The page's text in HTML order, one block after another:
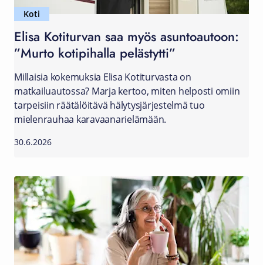
Koti
Elisa Kotiturvan saa myös asuntoautoon:
”Murto kotipihalla pelästytti”
Millaisia kokemuksia Elisa Kotiturvasta on
matkailuautossa? Marja kertoo, miten helposti omiin
tarpeisiin räätälöitävä hälytysjärjestelmä tuo
mielenrauhaa karavaanarielämään.
30.6.2026